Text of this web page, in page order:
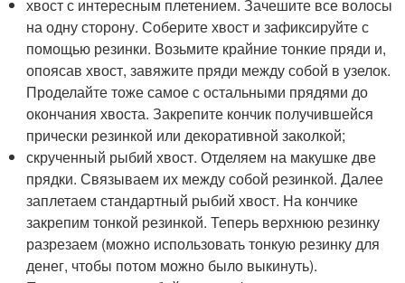
хвост с интересным плетением. Зачешите все волосы
на одну сторону. Соберите хвост и зафиксируйте с
помощью резинки. Возьмите крайние тонкие пряди и,
опоясав хвост, завяжите пряди между собой в узелок.
Проделайте тоже самое с остальными прядями до
окончания хвоста. Закрепите кончик получившейся
прически резинкой или декоративной заколкой;
скрученный рыбий хвост. Отделяем на макушке две
прядки. Связываем их между собой резинкой. Далее
заплетаем стандартный рыбий хвост. На кончике
закрепим тонкой резинкой. Теперь верхнюю резинку
разрезаем (можно использовать тонкую резинку для
денег, чтобы потом можно было выкинуть).